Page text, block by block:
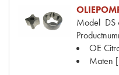
Model
OE
Maten